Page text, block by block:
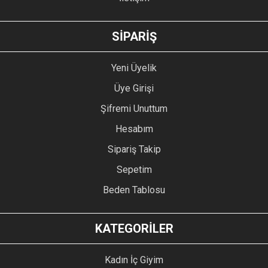
GÖNDER
SİPARİŞ
Yeni Üyelik
Üye Girişi
Şifremi Unuttum
Hesabım
Sipariş Takip
Sepetim
Beden Tablosu
KATEGORİLER
Kadın İç Giyim